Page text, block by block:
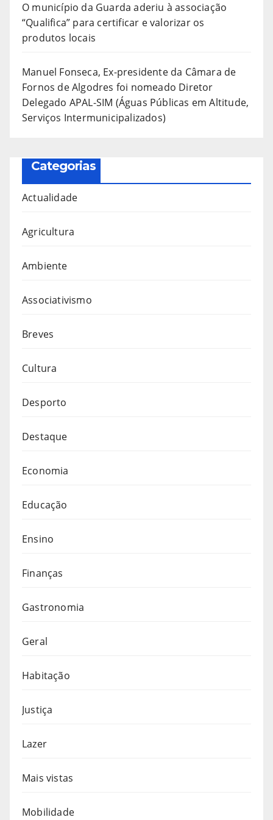
O município da Guarda aderiu à associação
“Qualifica” para certificar e valorizar os
produtos locais
Manuel Fonseca, Ex-presidente da Câmara de
Fornos de Algodres foi nomeado Diretor
Delegado APAL-SIM (Águas Públicas em Altitude,
Serviços Intermunicipalizados)
Categorias
Actualidade
Agricultura
Ambiente
Associativismo
Breves
Cultura
Desporto
Destaque
Economia
Educação
Ensino
Finanças
Gastronomia
Geral
Habitação
Justiça
Lazer
Mais vistas
Mobilidade